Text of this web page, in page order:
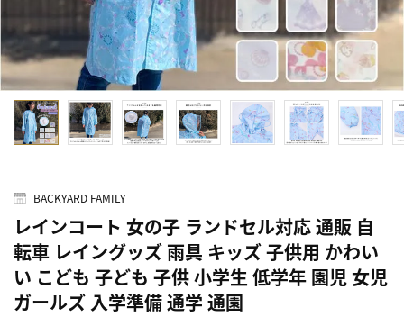
BACKYARD FAMILY
レインコート 女の子 ランドセル対応 通販 自
転車 レイングッズ 雨具 キッズ 子供用 かわい
い こども 子ども 子供 小学生 低学年 園児 女児
ガールズ 入学準備 通学 通園